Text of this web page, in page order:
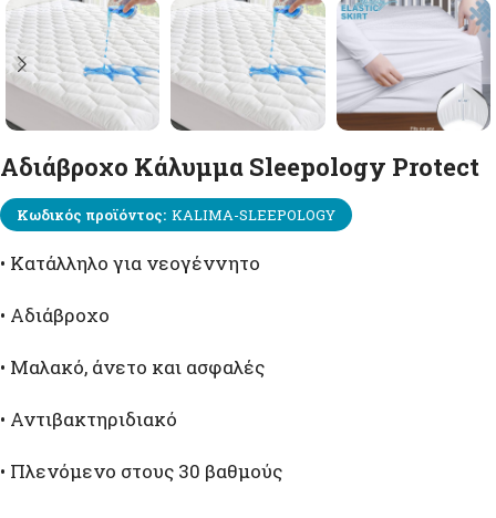
Αδιάβροχο Κάλυμμα Sleepology Protect
Κωδικός προϊόντος: KALIMA-SLEEPOLOGY
• Κατάλληλο για νεογέννητο
• Αδιάβροχο
• Μαλακό, άνετο και ασφαλές
• Αντιβακτηριδιακό
• Πλενόμενο στους 30 βαθμούς